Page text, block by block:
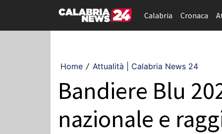
Calabria Cronaca
Home / Attualità | Calabria News 24
Bandiere Blu
nazionale e